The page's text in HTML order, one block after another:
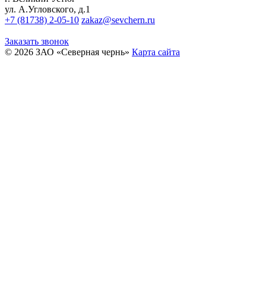
ул. А.Угловского, д.1
+7 (81738) 2-05-10 zakaz@sevchern.ru
Заказать звонок
© 2026 ЗАО «Северная чернь» Карта сайта